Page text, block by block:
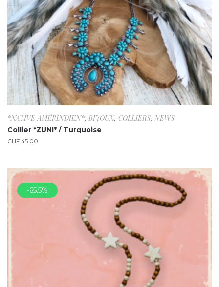
*NATIVE AMÉRINDIEN*, BIJOUX, COLLIERS,NEWS
Collier *ZUNI* / Turquoise
CHF 45.00
-65.5%